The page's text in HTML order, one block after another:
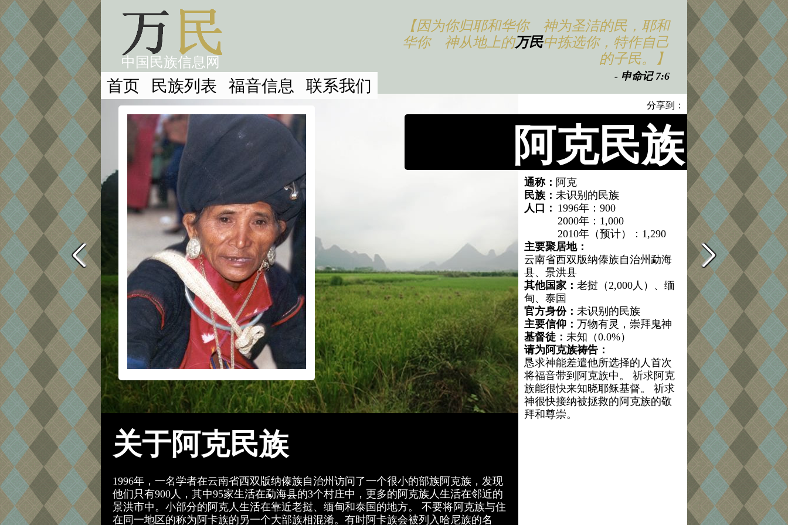
中国民族信息网
首页 民族列表 福音信息 联系我们
【因为你归耶和华你 神为圣洁的民，耶和
华你 神从地上的万民中拣选你，特作自己
的子民。】
- 申命记 7:6
关于阿克民族
1996年，一名学者在云南省西双版纳傣族自治州访问了一个很小的部族阿克族，发现
他们只有900人，其中95家生活在勐海县的3个村庄中，更多的阿克族人生活在邻近的
景洪市中。小部分的阿克人生活在靠近老挝、缅甸和泰国的地方。 不要将阿克族与住
在同一地区的称为阿卡族的另一个大部族相混淆。有时阿卡族会被列入哈尼族的名
分享到：
阿克民族
通称： 阿克
民族： 未识别的民族
人口： 1996年：900
2000年：1,000
2010年（预计）：1,290
主要聚居地：
云南省西双版纳傣族自治州勐海
县、景洪县
其他国家： 老挝（2,000人）、缅
甸、泰国
官方身份： 未识别的民族
主要信仰： 万物有灵，崇拜鬼神
基督徒： 未知（0.0%）
请为阿克族祷告：
恳求神能差遣他所选择的人首次
将福音带到阿克族中。 祈求阿克
族能很快来知晓耶稣基督。 祈求
神很快接纳被拯救的阿克族的敬
拜和尊崇。